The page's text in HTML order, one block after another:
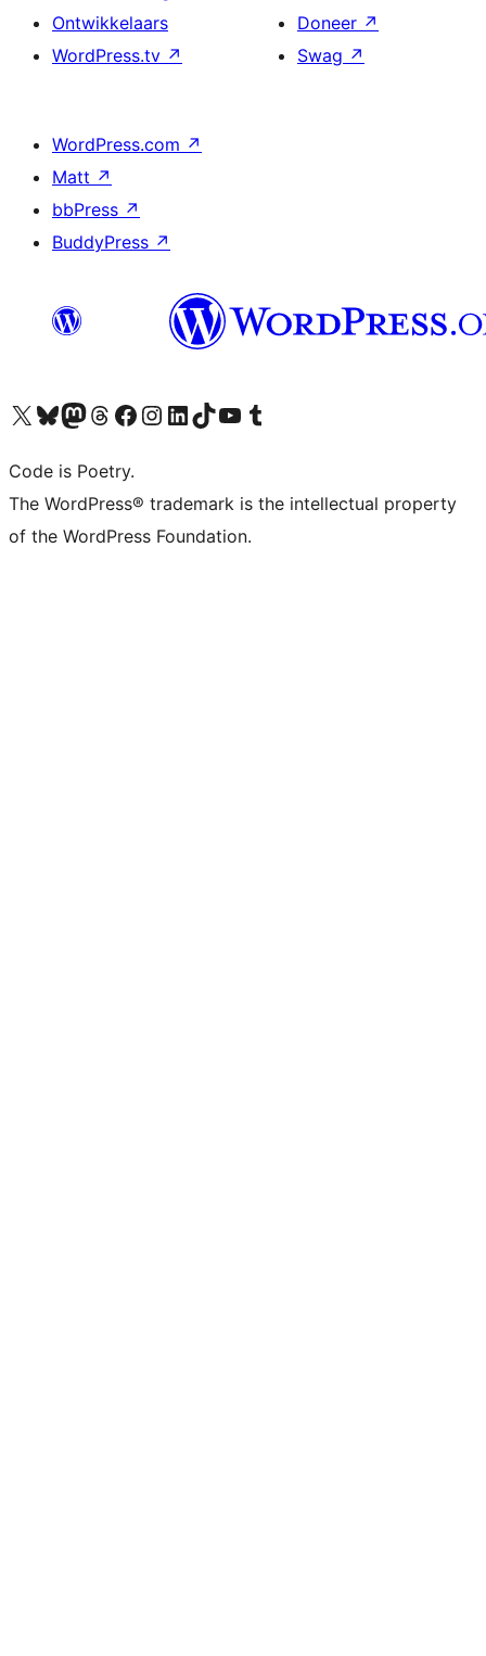
Ontwikkelaars
WordPress.tv ↗
Doneer ↗
Swag ↗
WordPress.com ↗
Matt ↗
bbPress ↗
BuddyPress ↗
Bezoek ons X (voorheen Twitter) account
Bezoek onze Bluesky account
Bezoek ons Mastodon account
Bezoek onze Threads account
Onze Facebookpagina bezoeken
Bezoek onze Instagram account
Bezoek onze LinkedIn account
Bezoek onze TikTok account
Bezoek ons YouTube kanaalBezoek onze Tumblr account
Code is Poetry.
The WordPress® trademark is the intellectual property
of the WordPress Foundation.